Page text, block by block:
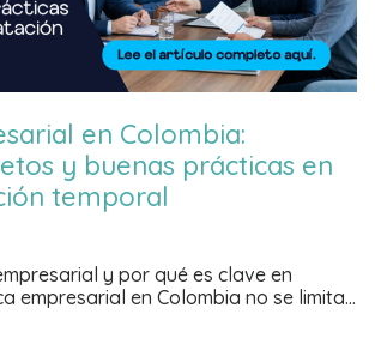
en Colombia:
y buenas prácticas en
temporal
y por qué es clave en
empresarial en Colombia no se limita…